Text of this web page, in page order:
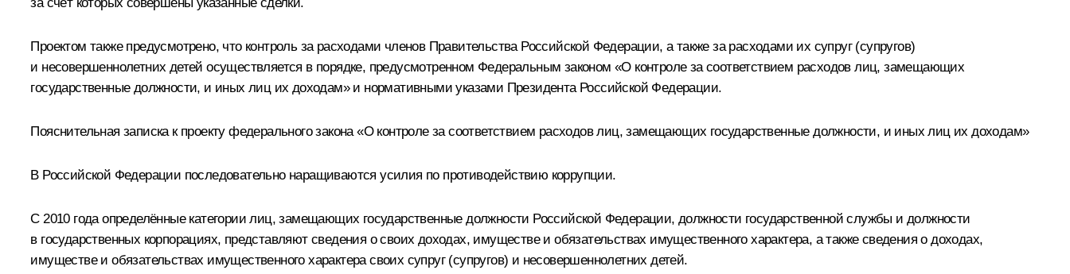
Проектом также предусмотрено, что контроль за расходами членов Правительства Российской Федерации, а также за расходами их супруг (супругов)
и несовершеннолетних детей осуществляется в порядке, предусмотренном Федеральным законом «О контроле за соответствием расходов лиц, замещающих
государственные должности, и иных лиц их доходам» и нормативными указами Президента Российской Федерации.
Пояснительная записка к проекту федерального закона «О контроле за соответствием расходов лиц, замещающих государственные должности, и иных лиц их доходам»
В Российской Федерации последовательно наращиваются усилия по противодействию коррупции.
С 2010 года определённые категории лиц, замещающих государственные должности Российской Федерации, должности государственной службы и должности
в государственных корпорациях, представляют сведения о своих доходах, имуществе и обязательствах имущественного характера, а также сведения о доходах,
имуществе и обязательствах имущественного характера своих супруг (супругов) и несовершеннолетних детей.